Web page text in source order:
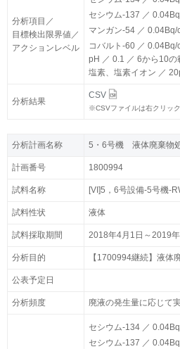
分析項目／
目標検出限界値／
アクションレベル
セシウム-137 ／
マンガン-54 ／ 0.04Bq/
コバルト-60 ／ 0.04Bq/
pH ／ 0.1 ／ 6から10の
塩素、塩素イオン ／
分析結果
CSV
※CSVファイルは右クリッ
分析項目／
目標検出限界値／
アクションレベル
セシウム-137 ／
マンガン-54 ／ 0.04Bq/
コバルト-60 ／ 0.04Bq/
pH ／ 0.1 ／ 6から10の
塩素、塩素イオン ／
分析結果
CSV
※CSVファイルは右クリッ
分析計画名称 5・6号機 液体廃棄物
計画番号 1800994
試料名称 [VI]5，6号設備-5号機-
試料性状 液体
試料採取期間 2018年4月1日～2019
分析目的 【1700994継続】液体
公表予定日
分析頻度 廃液の発生量に応じて
セシウム-134 ／
セシウム-137 ／
分析計画名称 5・6号機 液体廃棄物
計画番号 1800994
試料名称 [VI]5，6号設備-5号機-
試料性状 液体
試料採取期間 2018年4月1日～2019
分析目的 【1700994継続】液体
公表予定日
分析頻度 廃液の発生量に応じて
セシウム-134 ／
セシウム-137 ／